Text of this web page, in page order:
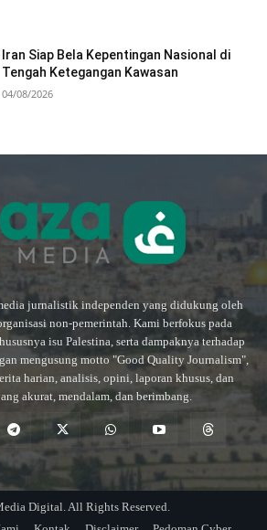
Iran Siap Bela Kepentingan Nasional di
Tengah Ketegangan Kawasan
04/08/2026
jurnalistik independen yang didukung oleh
non-pemerintah. Kami berfokus pada
isu Palestina, serta dampaknya terhadap
mengusung motto "Good Quality Journalism",
harian, analisis, opini, laporan khusus, dan
akurat, mendalam, dan berimbang.
Digital. All Rights Reserved.